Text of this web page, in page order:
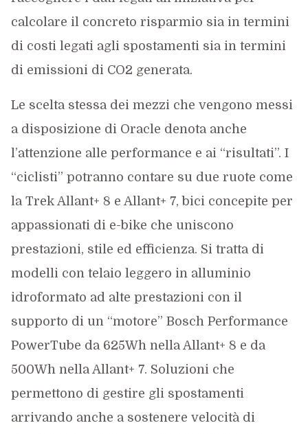
calcolare il concreto risparmio sia in termini
di costi legati agli spostamenti sia in termini
di emissioni di CO2 generata.
Le scelta stessa dei mezzi che vengono messi
a disposizione di Oracle denota anche
l’attenzione alle performance e ai “risultati”. I
“ciclisti” potranno contare su due ruote come
la Trek Allant+ 8 e Allant+ 7, bici concepite per
appassionati di e-bike che uniscono
prestazioni, stile ed efficienza. Si tratta di
modelli con telaio leggero in alluminio
idroformato ad alte prestazioni con il
supporto di un “motore” Bosch Performance
PowerTube da 625Wh nella Allant+ 8 e da
500Wh nella Allant+ 7. Soluzioni che
permettono di gestire gli spostamenti
arrivando anche a sostenere velocità di